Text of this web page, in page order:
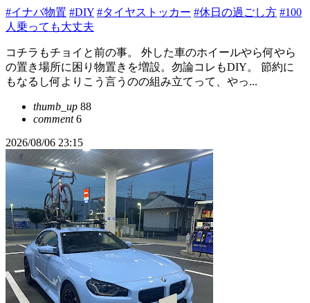
#イナバ物置 #DIY #タイヤストッカー #休日の過ごし方 #100
人乗っても大丈夫
コチラもチョイと前の事。 外した車のホイールやら何やら
の置き場所に困り物置きを増設。勿論コレもDIY。 節約に
もなるし何よりこう言うのの組み立てって、やっ...
thumb_up 88
comment6
2026/08/06 23:15